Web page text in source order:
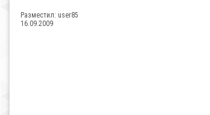
Разместил: user85
16.09.2009